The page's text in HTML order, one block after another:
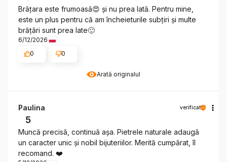
Arată originalul
Brățara este frumoasă😍 și nu prea lată. Pentru mine,
este un plus pentru că am încheieturile subțiri și multe
brățări sunt prea late🙂
6/12/2026
0
0
Paulina verificat
5
Muncă precisă, continuă așa. Pietrele naturale adaugă
un caracter unic și nobil bijuteriilor. Merită cumpărat, îl
recomand. ❤️